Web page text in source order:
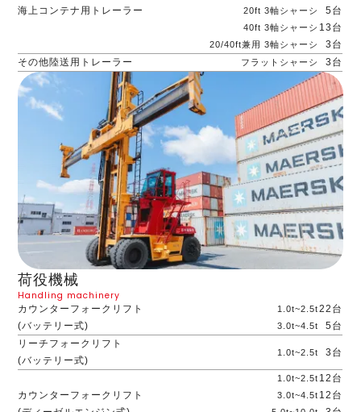
海上コンテナ用トレーラー 20ft 3軸シャーシ 5台
40ft 3軸シャーシ 13台
20/40ft兼用 3軸シャーシ
3台
その他陸送用トレーラー
フラットシャーシ 3台
荷役機械
Handling machinery
カウンターフォークリフト
(バッテリー式)
1.0t~2.5t 22台
3.0t~4.5t
5台
リーチフォークリフト
(バッテリー式)
1.0t~2.5t 3台
カウンターフォークリフト
1.0t~2.5t 12台
3.0t~4.5t 12台